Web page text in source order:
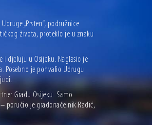
„Prsten“, podružnice
života, proteklo je u znaku
i djeluju u Osijeku. Naglasio je
Posebno je pohvalio Udrugu
Gradu Osijeku. Samo
poručio je gradonačelnik Radić,